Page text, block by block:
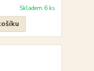
Skladem 6 ks